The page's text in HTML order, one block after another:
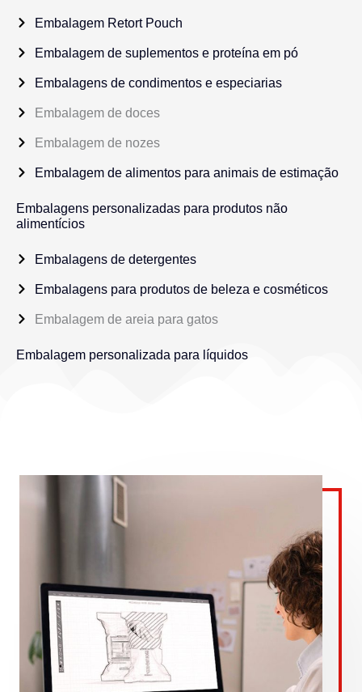
Embalagem Retort Pouch
Embalagem de suplementos e proteína em pó
Embalagens de condimentos e especiarias
Embalagem de doces
Embalagem de nozes
Embalagem de alimentos para animais de estimação
Embalagens personalizadas para produtos não
alimentícios
Embalagens de detergentes
Embalagens para produtos de beleza e cosméticos
Embalagem de areia para gatos
Embalagem personalizada para líquidos